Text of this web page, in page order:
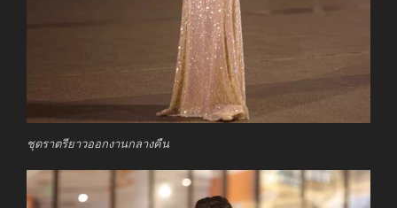
ชุดราตรียาวออกงานกลางคืน